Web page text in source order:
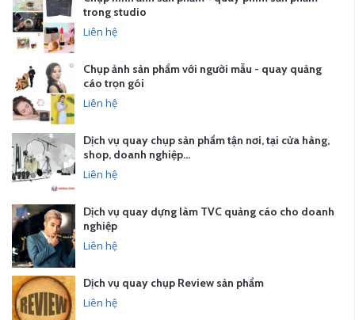
trong studio
Liên hệ
Chụp ảnh sản phẩm với người mẫu - quay quảng
cáo trọn gói
Liên hệ
Dịch vụ quay chụp sản phẩm tận nơi, tại cửa hàng,
shop, doanh nghiệp…
Liên hệ
Dịch vụ quay dựng làm TVC quảng cáo cho doanh
nghiệp
Liên hệ
Dịch vụ quay chụp Review sản phẩm
Liên hệ